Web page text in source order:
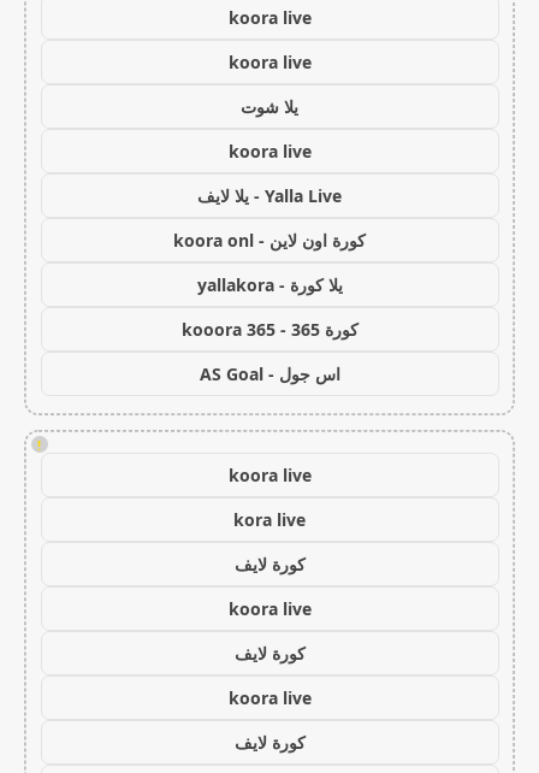
koora live
koora live
يلا شوت
koora live
Yalla Live - يلا لايف
كورة اون لاين - koora onl
يلا كورة - yallakora
كورة 365 - kooora 365
اس جول - AS Goal
!
koora live
kora live
كورة لايف
koora live
كورة لايف
koora live
كورة لايف